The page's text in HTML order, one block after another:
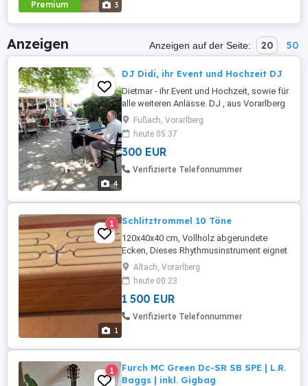
Premium 3
Anzeigen Anzeigen auf der Seite: 20 50
4
DJ Didi, ihr Event und Hochzeit DJ
Dietmar - ihr Event und Hochzeit, sowie für
alle weiteren Anlässe. DJ , aus Vorarlberg
hat noch Termine frei. Ob sie Hochzeit,
Feste, Vereinsfeier und Anlässe jeder Art
von Veranstaltung planen, ich bin der
richtige Alleinunterhalter.Musik für jeden
Anlass. Eine Buchungsanfrage würde
Fußach, Vorarlberg
heute 05:37
300 EUR
Verifizierte Telefonnummer
1
1 Schlitztrommel 10 Töne
120x40x40 cm, Vollholz abgerundete
Ecken, Dieses Rhythmusinstrument eignet
sich hervorragend für den Einsatz in
Kindergärten, Schulen und
therapeutischen Einrichtungen. Kinder
lernen durch die Schlitztrommel
spielerisch die verschiedenen Tonhöhen
Altach, Vorarlberg
heute 00:23
1 500 EUR
Verifizierte Telefonnummer
1
Furch MC Green Dc-SR SB SPE | L.R.
Baggs | inkl. Gigbag